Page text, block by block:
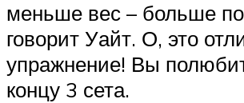
меньше вес – больше
говорит Уайт. О, это
упражнение! Вы
концу 3 сета.